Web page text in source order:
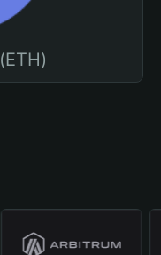
محفظة إيثيريوم (ETH)